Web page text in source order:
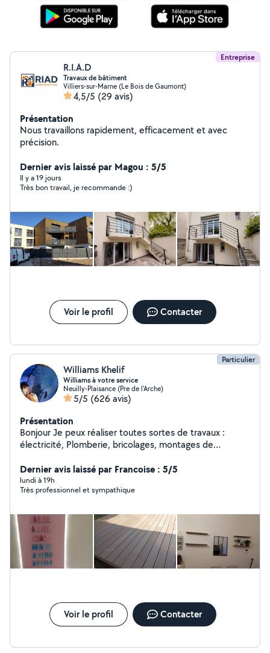
Entreprise
R.I.A.D
Travaux de bâtiment
Villiers-sur-Marne (Le Bois de Gaumont)
4,5/5 (29 avis)
Présentation
Nous travaillons rapidement, efficacement et avec
précision.
Dernier avis laissé par Magou : 5/5
Il y a 19 jours
Très bon travail, je recommande :)
Voir le profil Contacter
Particulier
Williams Khelif
Williams à votre service
Neuilly-Plaisance (Pre de l'Arche)
5/5 (626 avis)
Présentation
Bonjour Je peux réaliser toutes sortes de travaux :
électricité, Plomberie, bricolages, montages de
et soigné. Zéro six,seize, Vingt six,dix sept, Quatre vingt
dix. Si vous me contactez directement par téléphone
laisser moi vos coordonnées. Merci. Williams allovoisins
Dernier avis laissé par Francoise : 5/5
lundi à 19h
Très professionnel et sympathique
Voir le profil Contacter